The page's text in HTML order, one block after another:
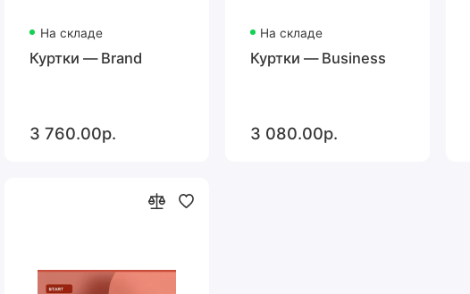
На складе
Куртки — Brand
3 760.00р.
На складе
Куртки — Business
3 080.00р.